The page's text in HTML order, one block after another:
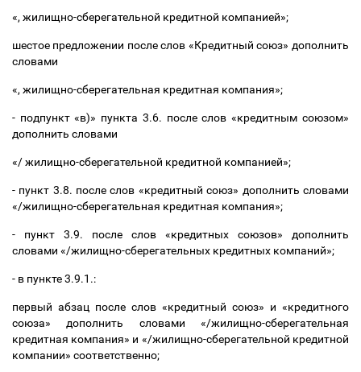
«, жилищно-сберегательной кредитной компанией»;
шестое предложении после слов «Кредитный союз» дополнить
словами
«, жилищно-сберегательная кредитная компания»;
- подпункт «в)» пункта 3.6. после слов «кредитным союзом»
дополнить словами
«/ жилищно-сберегательной кредитной компанией»;
- пункт 3.8. после слов «кредитный союз» дополнить словами
«/жилищно-сберегательная кредитная компания»;
- пункт 3.9. после слов «кредитных союзов» дополнить
словами «/жилищно-сберегательных кредитных компаний»;
- в пункте 3.9.1.:
первый абзац после слов «кредитный союз» и «кредитного
союза» дополнить словами «/жилищно-сберегательная
кредитная компания» и «/жилищно-сберегательной кредитной
компании» соответственно;